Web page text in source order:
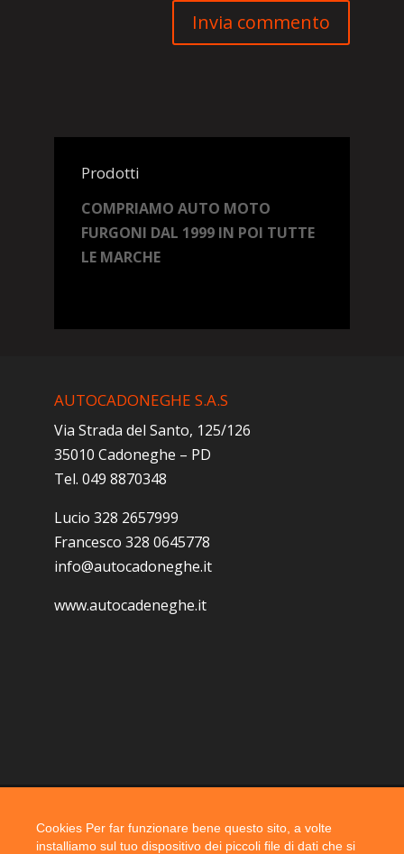
Prodotti
COMPRIAMO AUTO MOTO
FURGONI DAL 1999 IN POI TUTTE
LE MARCHE
AUTOCADONEGHE S.A.S
Via Strada del Santo, 125/126
35010 Cadoneghe – PD
Tel. 049 8870348
Lucio 328 2657999
Francesco 328 0645778
info@autocadoneghe.it
www.autocadeneghe.it
Coyright 2019 @ autocadoneghe s.a.s.
Cookies Per far funzionare bene questo sito, a volte
installiamo sul tuo dispositivo dei piccoli file di dati che si